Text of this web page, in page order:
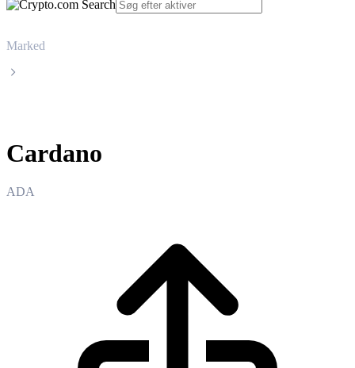
Marked
Cardano
ADA